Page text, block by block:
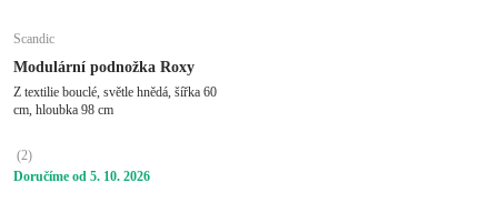
Scandic
Modulární podnožka Roxy
Z textilie bouclé, světle hnědá, šířka 60
cm, hloubka 98 cm
(2)
Doručíme od 5. 10. 2026